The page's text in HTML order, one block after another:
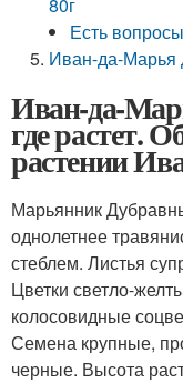
Есть
Иван-да-Марья
Иван-да-
где растет.
растении
Марьянник
однолетнее
стеблем. Листья
Цветки светло-
колосовидные
Семена крупные,
черные. Высота